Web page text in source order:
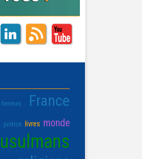
femmes France
justice livres monde